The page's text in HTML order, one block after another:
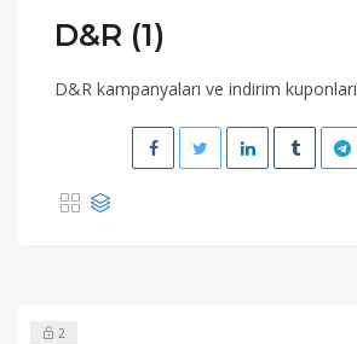
D&R (1)
D&R kampanyaları ve indirim kuponları
2